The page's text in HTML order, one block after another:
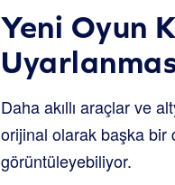
Yeni Oyun
Daha akıllı araçlar ve
orijinal olarak başka bir
görüntüleyebiliyor.